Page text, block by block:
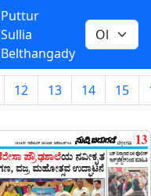
Puttur
Sullia
Belthangady
12 13 14 15